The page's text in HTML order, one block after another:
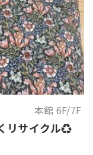
本館 6F/7F
リサイクル♻️